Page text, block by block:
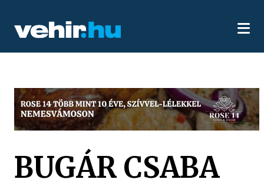
BUGÁR CSABA